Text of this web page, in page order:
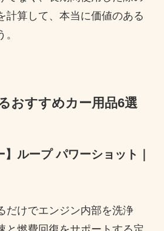
計算して、本当に価値のある
おすすめカー用品6選
】ループ パワーショット｜
だけでエンジン内部を洗浄